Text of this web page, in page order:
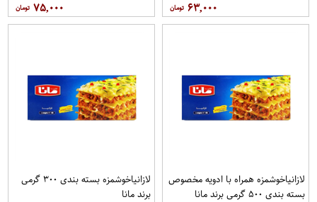
۶۳,۰۰۰ ۷۵,۰۰۰
لازانياخوشمزه همراه با ادویه مخصوص
بسته بندی ۵۰۰ گرمی برند مانا
لازانياخوشمزه بسته بندی ۳۰۰ گرمی
برند مانا